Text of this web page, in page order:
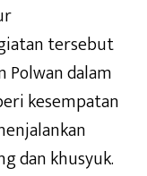
tersebut
Polwan dalam
kesempatan
dan khusyuk.